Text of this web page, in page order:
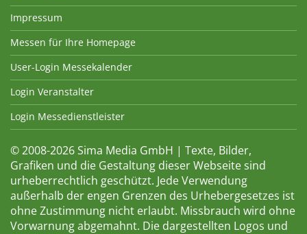
Impressum
Messen für Ihre Homepage
User-Login Messekalender
Login Veranstalter
Login Messedienstleister
© 2008-2026 Sima Media GmbH | Texte, Bilder,
Grafiken und die Gestaltung dieser Webseite sind
urheberrechtlich geschützt. Jede Verwendung
außerhalb der engen Grenzen des Urhebergesetzes ist
ohne Zustimmung nicht erlaubt. Missbrauch wird ohne
Vorwarnung abgemahnt. Die dargestellten Logos und